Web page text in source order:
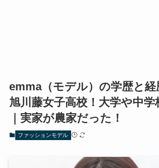
emma（モデル）の学歴と経
旭川藤女子高校！大学や中学
｜実家が農家だった！
ファッションモデル